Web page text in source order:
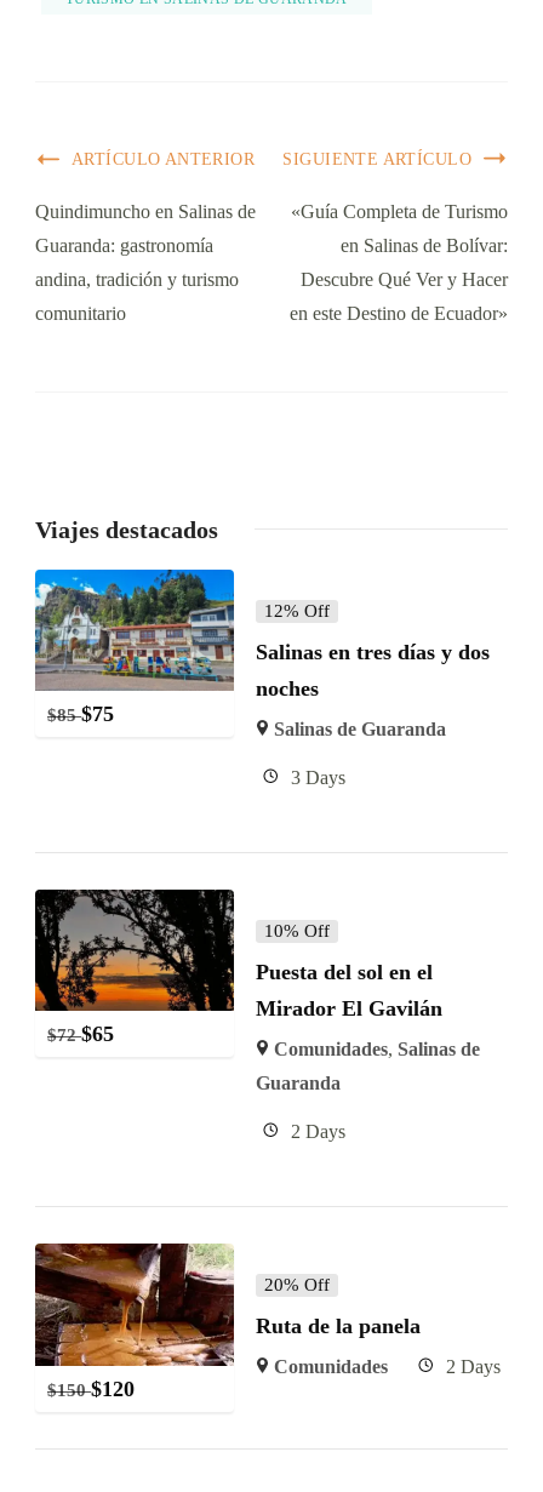
ARTÍCULO ANTERIOR
Quindimuncho en Salinas de
Guaranda: gastronomía
andina, tradición y turismo
comunitario
SIGUIENTE ARTÍCULO
«Guía Completa de Turismo
en Salinas de Bolívar:
Descubre Qué Ver y Hacer
en este Destino de Ecuador»
Viajes destacados
$85 $75
12% Off
Salinas en tres días y dos
noches
Salinas de Guaranda
3 Days
$72 $65
10% Off
Puesta del sol en el
Mirador El Gavilán
Comunidades, Salinas de
Guaranda
2 Days
$150 $120
20% Off
Ruta de la panela
Comunidades 2 Days